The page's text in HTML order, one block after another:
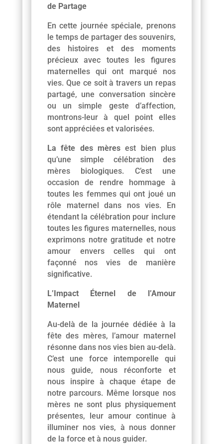
de Partage
En cette journée spéciale, prenons
le temps de partager des souvenirs,
des histoires et des moments
précieux avec toutes les figures
maternelles qui ont marqué nos
vies. Que ce soit à travers un repas
partagé, une conversation sincère
ou un simple geste d’affection,
montrons-leur à quel point elles
sont appréciées et valorisées.
La fête des mèresest bien plus
qu’une simple célébration des
mères biologiques. C’est une
occasion de rendre hommage à
toutes les femmes qui ont joué un
rôle maternel dans nos vies. En
étendant la célébration pour inclure
toutes les figures maternelles, nous
exprimons notre gratitude et notre
amour envers celles qui ont
façonné nos vies de manière
significative.
L’Impact Éternel de l’Amour
Maternel
Au-delà de la journée dédiée à la
fête des mères, l’amour maternel
résonne dans nos vies bien au-delà.
C’est une force intemporelle qui
nous guide, nous réconforte et
nous inspire à chaque étape de
notre parcours. Même lorsque nos
mères ne sont plus physiquement
présentes, leur amour continue à
illuminer nos vies, à nous donner
de la force et à nous guider.